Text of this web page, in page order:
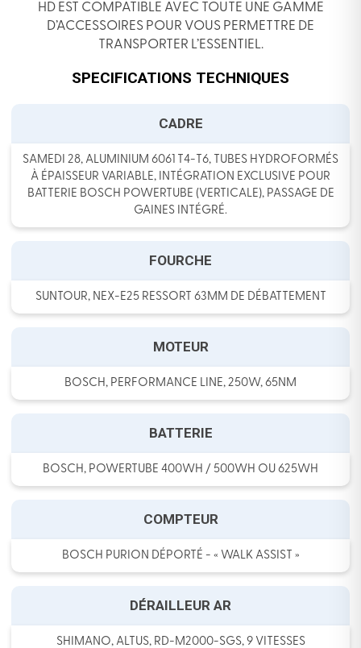
HD EST COMPATIBLE AVEC TOUTE UNE GAMME
D’ACCESSOIRES POUR VOUS PERMETTRE DE
TRANSPORTER L’ESSENTIEL.
SPECIFICATIONS TECHNIQUES
CADRE
SAMEDI 28, ALUMINIUM 6061 T4-T6, TUBES HYDROFORMÉS
À ÉPAISSEUR VARIABLE, INTÉGRATION EXCLUSIVE POUR
BATTERIE BOSCH POWERTUBE (VERTICALE), PASSAGE DE
GAINES INTÉGRÉ.
FOURCHE
SUNTOUR, NEX-E25 RESSORT 63MM DE DÉBATTEMENT
MOTEUR
BOSCH, PERFORMANCE LINE, 250W, 65NM
BATTERIE
BOSCH, POWERTUBE 400WH / 500WH OU 625WH
COMPTEUR
BOSCH PURION DÉPORTÉ - « WALK ASSIST »
DÉRAILLEUR AR
SHIMANO, ALTUS, RD-M2000-SGS, 9 VITESSES